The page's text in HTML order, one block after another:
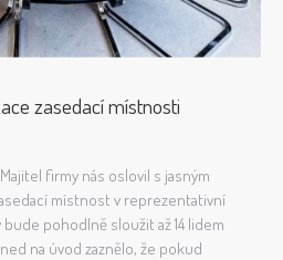
zasedací místnosti
firmy nás oslovil s jasným
místnost v reprezentativní
pohodlně sloužit až 14 lidem
na úvod zaznělo, že pokud